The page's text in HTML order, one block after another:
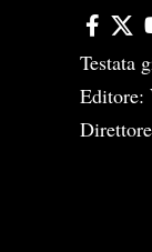
Testata
Editore: